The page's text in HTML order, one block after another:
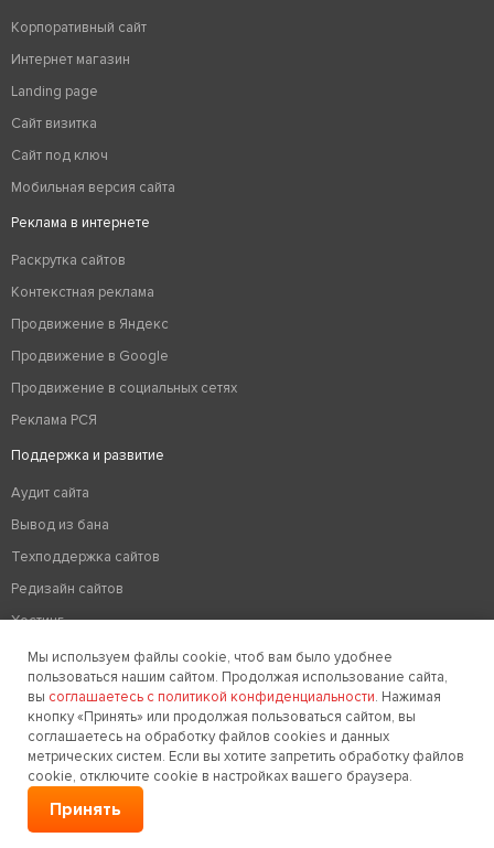
Корпоративный сайт
Интернет магазин
Landing page
Сайт визитка
Сайт под ключ
Мобильная версия сайта
Реклама в интернете
Раскрутка сайтов
Контекстная реклама
Продвижение в Яндекс
Продвижение в Google
Продвижение в социальных сетях
Реклама РСЯ
Поддержка и развитие
Аудит сайта
Вывод из бана
Техподдержка сайтов
Редизайн сайтов
Хостинг
Оптимизация сайтов
Удаление вирусов на сайте
Дизайн
Дизайн сайта
Разработка логотипа компании
Создание фирменного стиля
Мы используем файлы cookie, чтоб вам было удобнее
пользоваться нашим сайтом. Продолжая использование сайта,
вы соглашаетесь с политикой конфиденциальности. Нажимая
кнопку «Принять» или продолжая пользоваться сайтом, вы
соглашаетесь на обработку файлов cookies и данных
метрических систем. Если вы хотите запретить обработку файлов
cookie, отключите cookie в настройках вашего браузера.
Принять